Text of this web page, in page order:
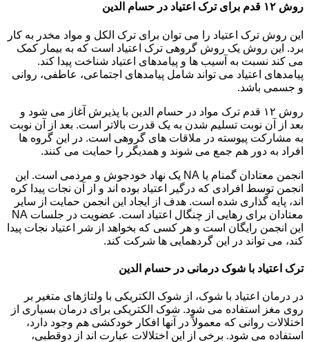
روش ۱۲ قدم برای ترک اعتیاد در حسام الدین
این روش ترک اعتیاد را می توان برای ترک الکل و مواد مخدر به کار
برد. این روش یک روش گروهی ترک اعتیاد است که به بیمار کمک
می کند نسبت به آسیب ها و پیامدهای اعتیاد شناخت پیدا کند.
پیامدهای اعتیاد می تواند شامل پیامدهای اجتماعی، عاطفی، روانی
و جسمی باشد.
روش ۱۲ قدم ترک مواد در حسام الدین با پذیرش آغاز می شود و
بعد از آن نوبت تسلیم شدن به یک قدرت بالاتر است. بعد از آن نوبت
به مشارکت پیوسته در ملاقات های گروهی است. در این گروه ها
افراد به دور هم جمع می شوند و همدیگر را حمایت می کنند.
انجمن معتادان گمنام یا NA یک نهاد خودجوش و مردمی است. این
انجمن توسط افرادی که درگیر اعتیاد بوده اند و از آن نجات پیدا کره
اند، پایه گذاری شده است. هدف از ایجاد این انجمن حمایت از سایر
معتادان برای رهایی از چنگال اعتیاد است. عضویت در جلسات NA
این انجمن رایگان است و هر کسی که بخواهد از شر اعتیاد نجات پیدا
کند، می تواند در این گردهمایی ها شرکت کند.
ترک اعتیاد با شوک درمانی در حسام الدین
در درمان اعتیاد با شوک، از شوک الکتریکی با ولتاژهای متغیر بر
روی مغز استفاده می شود. شوک الکتریکی برای درمان بسیاری از
اختلالات روانی که معمولاً در آنها افکار خودکشی هم وجود دارد،
استفاده می شود. برخی از این اختلالات عبارت اند از دوقطبی،